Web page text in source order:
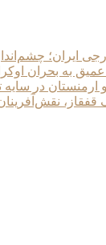
ایران؛ چشم‌انداز
به بحران
ارمنستان در
قفقاز،